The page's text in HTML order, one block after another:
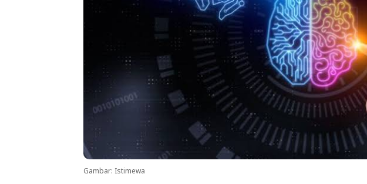
Gambar: Istimewa